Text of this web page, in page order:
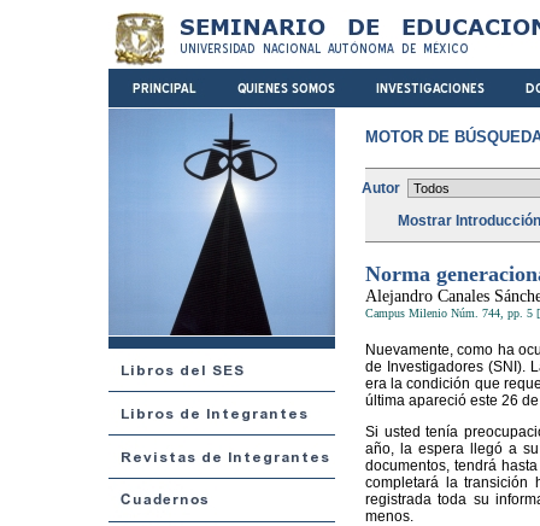
MOTOR DE
Autor
Mostrar
Norma
Alejandro Canales
Campus Milenio Núm. 744, pp. 5
Nuevamente, como ha
de Investigadores (SNI).
era la condición que
última apareció este 26
Si usted tenía
año, la espera llegó a
documentos, tendrá
completará la transición
registrada toda su
menos.